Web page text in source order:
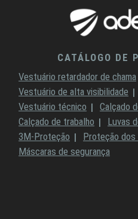
CATÁLOGO DE
Vestuário retardador de chama
Vestuário de alta visibilidade
Vestuário técnico
Calçado
Calçado de trabalho
Luvas
3M-Proteção
Proteção dos
Máscaras de segurança